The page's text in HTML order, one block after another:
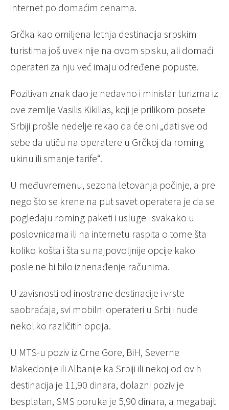
internet po domaćim cenama.
Grčka kao omiljena letnja destinacija srpskim
turistima još uvek nije na ovom spisku, ali domaći
operateri za nju već imaju određene popuste.
Pozitivan znak dao je nedavno i ministar turizma iz
ove zemlje Vasilis Kikilias, koji je prilikom posete
Srbiji prošle nedelje rekao da će oni „dati sve od
sebe da utiču na operatere u Grčkoj da roming
ukinu ili smanje tarife“.
U međuvremenu, sezona letovanja počinje, a pre
nego što se krene na put savet operatera je da se
pogledaju roming paketi i usluge i svakako u
poslovnicama ili na internetu raspita o tome šta
koliko košta i šta su najpovoljnije opcije kako
posle ne bi bilo iznenađenje računima.
U zavisnosti od inostrane destinacije i vrste
saobraćaja, svi mobilni operateri u Srbiji nude
nekoliko različitih opcija.
U MTS-u poziv iz Crne Gore, BiH, Severne
Makedonije ili Albanije ka Srbiji ili nekoj od ovih
destinacija je 11,90 dinara, dolazni poziv je
besplatan, SMS poruka je 5,90 dinara, a megabajt